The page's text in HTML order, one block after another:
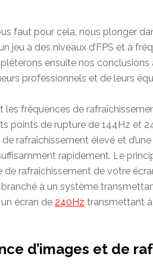
faut pour cela, nous plonger
jeu à des niveaux d’FPS et à
ensuite nos conclusions
professionnels et de leurs
les fréquences de
points de rupture de 144Hz et
rafraîchissement élevé et
rapidement. Le
rafraîchissement de votre
à un système
écran de 240Hz transmettant
d’images et de